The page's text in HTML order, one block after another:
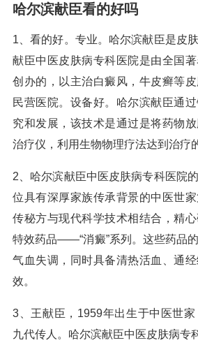
哈尔滨献臣看的好吗
1、看的好。专业。哈尔滨献臣是皮
献臣中医皮肤病专科医院是由全国
创办的，以主治白癜风，牛皮癣等
民营医院。设备好。哈尔滨献臣通
究和发展，该技术是通过是将药物
治疗仪，利用生物物理疗法达到治疗
2、哈尔滨献臣中医皮肤病专科医院
位具有深厚家族传承背景的中医世
传秘方与现代科学技术相结合，精
特效药品——“消癜”系列。这些药品
气血失调，同时具备清热活血、通
效。
3、王献臣，1959年出生于中医世
九代传人。哈尔滨献臣中医皮肤病专